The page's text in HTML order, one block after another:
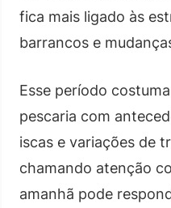
fica mais ligado às
barrancos e
Esse período
pescaria com
iscas e variações de
chamando atenção
amanhã pode